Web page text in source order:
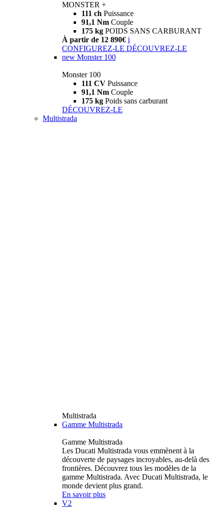
MONSTER +
111 ch Puissance
91,1 Nm Couple
175 kg POIDS SANS CARBURANT
À partir de 12 890€ i
CONFIGUREZ-LE DÉCOUVREZ-LE
new Monster 100
Monster 100
111 CV Puissance
91,1 Nm Couple
175 kg Poids sans carburant
DÉCOUVREZ-LE
Multistrada
Multistrada
Gamme Multistrada
Gamme Multistrada
Les Ducati Multistrada vous emmènent à la
découverte de paysages incroyables, au-delà des
frontières. Découvrez tous les modèles de la
gamme Multistrada. Avec Ducati Multistrada, le
monde devient plus grand.
En savoir plus
V2